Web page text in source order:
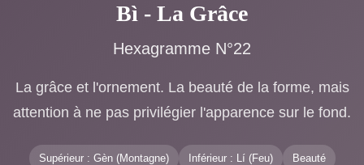
Bì - La Grâce
Hexagramme N°22
La grâce et l'ornement. La beauté de la forme, mais
attention à ne pas privilégier l'apparence sur le fond.
Supérieur : Gèn (Montagne) Inférieur : Lí (Feu) Beauté